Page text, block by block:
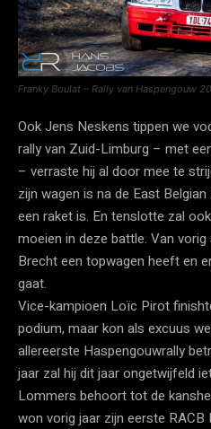
Franky Boulat – Rally van Haspengouw
Ook Jens Neskens tippen we
rally van Zuid-Limburg – met
– verraste hij al door mee te
zijn wagen is na de East
een raket is. En tenslotte zal
moeien in deze battle. Van
Brecht een topwagen heeft en
gaat.
Vice-kampioen Loïc Pirot
podium, maar kon als excuus
allereerste Haspengouwrally
jaar zal hij dit jaar ongetwijfeld
Lommers behoort tot de
won vorig jaar zijn eerste